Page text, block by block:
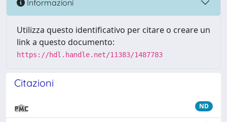
Informazioni
Utilizza questo identificativo per citare o creare un
link a questo documento:
https://hdl.handle.net/11383/1487783
Citazioni
ND